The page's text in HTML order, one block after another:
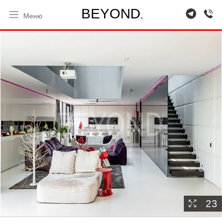
BEYOND.
Меню
23